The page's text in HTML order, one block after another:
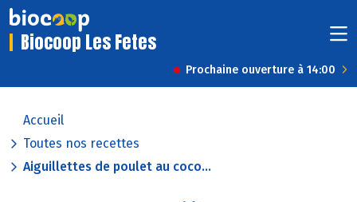
Biocoop Les Fetes
Prochaine ouverture à 14:00
Accueil
Toutes nos recettes
Aiguillettes de poulet au coco...